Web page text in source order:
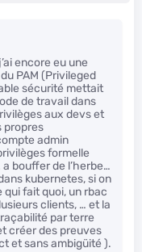
encore eu une
PAM (Privileged
sécurité mettait
de travail dans
aux devs et
propres
admin
formelle
a bouffer de l’herbe…
kubernetes, si on
qui fait quoi, un rbac
clients, … et la
par terre
créer des preuves
et sans ambigüité ).